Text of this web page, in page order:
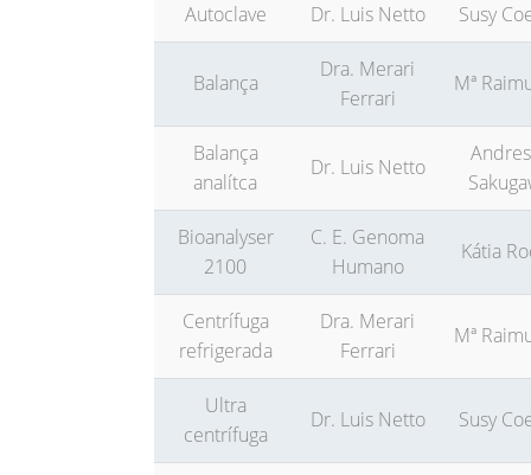
Autoclave Dr. Luis Netto Susy
Balança
Dra. Merari
Ferrari
Mª
Balança
analítca
Dr. Luis Netto
Bioanalyser
2100
C. E. Genoma
Humano
Kátia
Centrífuga
refrigerada
Dra. Merari
Ferrari
Mª
Ultra
centrífuga
Dr. Luis Netto Susy